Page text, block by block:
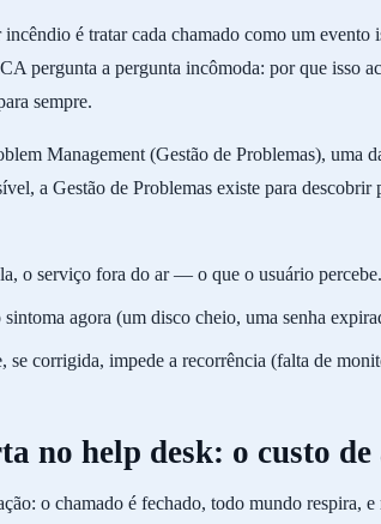
é tratar cada chamado como um
pergunta a pergunta incômoda: por que isso
sempre.
Management (Gestão de Problemas), uma
a Gestão de Problemas existe para
o serviço fora do ar — o que o usuário percebe.
agora (um disco cheio, uma senha
se corrigida, impede a recorrência (falta de
no help desk: o custo
o chamado é fechado, todo mundo respira,